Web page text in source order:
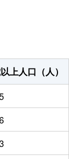
上人口（人）